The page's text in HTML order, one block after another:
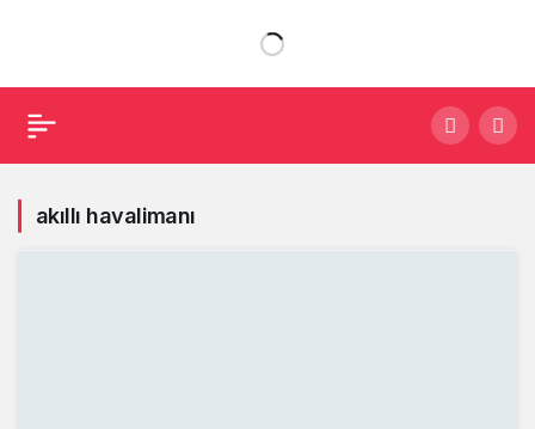
akıllı havalimanı